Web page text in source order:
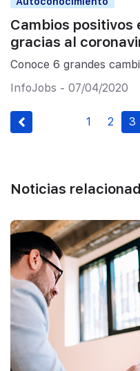
Cambios positivos
gracias al
Conoce 6 grandes
InfoJobs - 07/04/2020
1 2 3
Noticias